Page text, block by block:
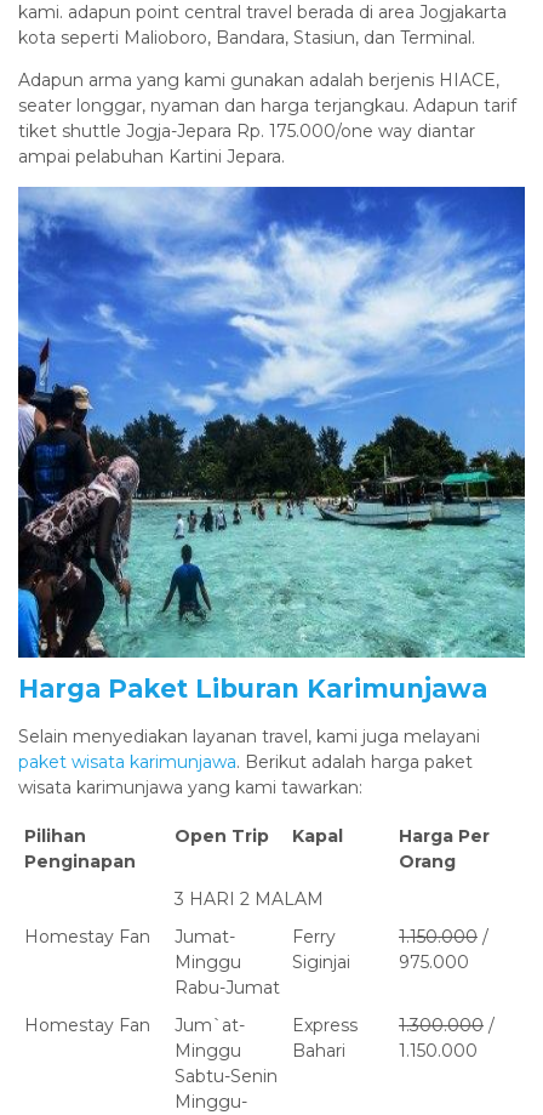
kami. adapun point central travel berada di area Jogjakarta
kota seperti Malioboro, Bandara, Stasiun, dan Terminal.
Adapun arma yang kami gunakan adalah berjenis HIACE,
seater longgar, nyaman dan harga terjangkau. Adapun tarif
tiket shuttle Jogja-Jepara Rp. 175.000/one way diantar
ampai pelabuhan Kartini Jepara.
Harga Paket Liburan Karimunjawa
Selain menyediakan layanan travel, kami juga melayani
paket wisata karimunjawa. Berikut adalah harga paket
wisata karimunjawa yang kami tawarkan:
Pilihan
Penginapan
Open Trip Kapal
Harga Per
Orang
3 HARI 2 MALAM
Homestay Fan
Jumat-
Minggu
Rabu-Jumat
Ferry
Siginjai
1.150.000 /
975.000
Homestay Fan
Jum`at-
Minggu
Sabtu-Senin
Minggu-
Express
Bahari
1.300.000 /
1.150.000